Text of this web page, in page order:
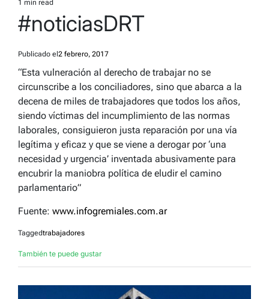
Estimated
read
time
1 min read
#noticiasDRT
Publicado el2 febrero, 2017
“Esta vulneración al derecho de trabajar no se
circunscribe a los conciliadores, sino que abarca a la
decena de miles de trabajadores que todos los años,
siendo víctimas del incumplimiento de las normas
laborales, consiguieron justa reparación por una vía
legítima y eficaz y que se viene a derogar por ‘una
necesidad y urgencia’ inventada abusivamente para
encubrir la maniobra política de eludir el camino
parlamentario”
Fuente: www.infogremiales.com.ar
Taggedtrabajadores
También te puede gustar